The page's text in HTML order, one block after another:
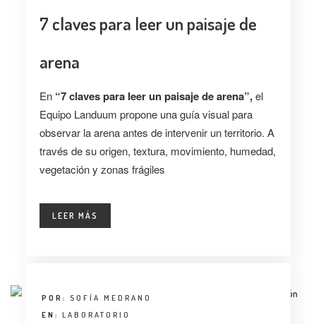
7 claves para leer un paisaje de
arena
En“7 claves para leer un paisaje de arena”,el
Equipo Landuum propone una guía visual para
observar la arena antes de intervenir un territorio. A
través de su origen, textura, movimiento, humedad,
vegetación y zonas frágiles
LEER MÁS
POR: SOFÍA MEDRANO
EN: LABORATORIO